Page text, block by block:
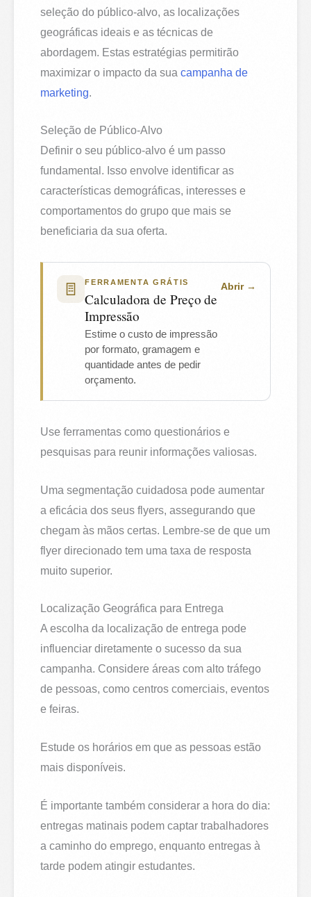
seleção do público-alvo, as localizações
geográficas ideais e as técnicas de
abordagem. Estas estratégias permitirão
maximizar o impacto da suacampanha de
marketing.
Seleção de Público-Alvo
Definir o seu público-alvo é um passo
fundamental. Isso envolve identificar as
características demográficas, interesses e
comportamentos do grupo que mais se
beneficiaria da sua oferta.
FERRAMENTA GRÁTIS
Calculadora de Preço de
Impressão
Estime o custo de impressão
por formato, gramagem e
quantidade antes de pedir
orçamento.
Abrir
Use ferramentas como questionários e
pesquisas para reunir informações valiosas.
Uma segmentação cuidadosa pode aumentar
a eficácia dos seus flyers, assegurando que
chegam às mãos certas. Lembre-se de que um
flyer direcionado tem uma taxa de resposta
muito superior.
Localização Geográfica para Entrega
A escolha da localização de entrega pode
influenciar diretamente o sucesso da sua
campanha. Considere áreas com alto tráfego
de pessoas, como centros comerciais, eventos
e feiras.
Estude os horários em que as pessoas estão
mais disponíveis.
É importante também considerar a hora do dia:
entregas matinais podem captar trabalhadores
a caminho do emprego, enquanto entregas à
tarde podem atingir estudantes.